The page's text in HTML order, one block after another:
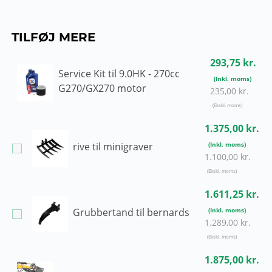
TILFØJ MERE
Service Kit til 9.0HK - 270cc
G270/GX270 motor
293,75 kr.
235,00 kr.
rive til minigraver
1.375,00 kr.
1.100,00 kr.
Grubbertand til bernards
1.611,25 kr.
1.289,00 kr.
1.875,00 kr.